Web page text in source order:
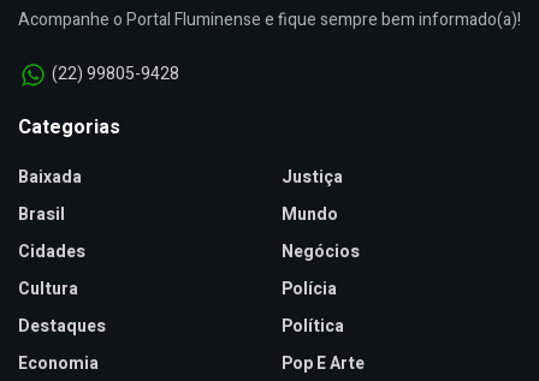
Acompanhe o Portal Fluminense e fique sempre bem informado(a)!
(22) 99805-9428
Categorias
Baixada
Brasil
Cidades
Cultura
Destaques
Economia
Justiça
Mundo
Negócios
Polícia
Política
Pop E Arte